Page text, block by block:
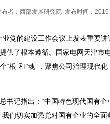
布者：西部发展研究院 发布时间：
党的建设工作会议上发表重要
供了根本遵循。国家电网天津市
“根”和“魂”，聚焦公司治理现代
书记指出：“中国特色现代国有
们切实加强党对国有企业的全